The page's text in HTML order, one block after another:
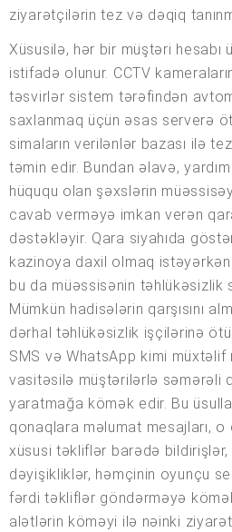
ziyarətçilərin tez və dəqiq
Xüsusilə, hər bir müştəri hesabı
istifadə olunur. CCTV
təsvirlər sistem tərəfindən
saxlanmaq üçün əsas serverə
simaların verilənlər bazası ilə tez
təmin edir. Bundan əlavə,
hüququ olan şəxslərin
cavab verməyə imkan verən
dəstəkləyir. Qara siyahıda
kazinoya daxil olmaq
bu da müəssisənin təhlükəsizlik
Mümkün hadisələrin qarşısını
dərhal təhlükəsizlik işçilərinə
SMS və WhatsApp kimi müxtəlif
vasitəsilə müştərilərlə səmərəli
yaratmağa kömək edir. Bu
qonaqlara məlumat mesajları, o
xüsusi təkliflər barədə bildirişlər,
dəyişikliklər, həmçinin oyunçu
fərdi təkliflər göndərməyə
alətlərin köməyi ilə nəinki